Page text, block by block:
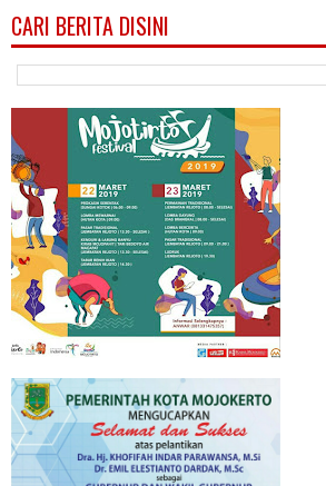
CARI BERITA DISINI